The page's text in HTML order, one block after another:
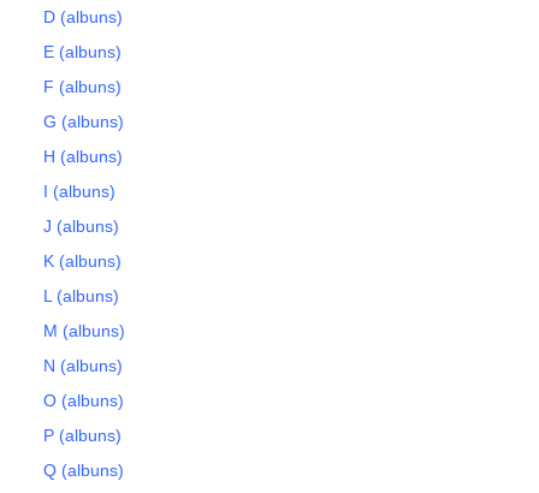
D (albuns)
E (albuns)
F (albuns)
G (albuns)
H (albuns)
I (albuns)
J (albuns)
K (albuns)
L (albuns)
M (albuns)
N (albuns)
O (albuns)
P (albuns)
Q (albuns)